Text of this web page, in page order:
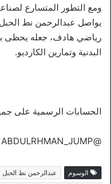
ومع التطور المتسارع
يواصل عبدالرحمن نط
رياضي هادف، جعله يحظى
البدنية وتمارين الكارديو.
الحسابات الرسمية على
@ABDULRHMAN_JUMP
الوسوم
عبدالرحمن نط الحبل